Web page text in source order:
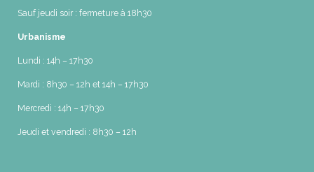
Sauf jeudi soir : fermeture à 18h30
Urbanisme
Lundi : 14h – 17h30
Mardi : 8h30 – 12h et 14h – 17h30
Mercredi : 14h – 17h30
Jeudi et vendredi : 8h30 – 12h